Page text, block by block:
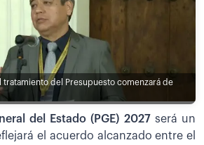
tratamiento del Presupuesto comenzará de
del Estado (PGE) 2027 será un
el acuerdo alcanzado entre el